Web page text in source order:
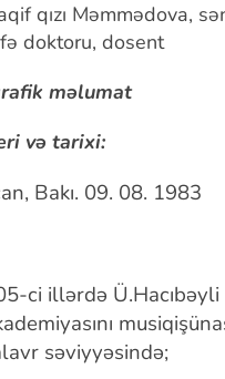
qızı Məmmədova,
doktoru, dosent
məlumat
və tarixi:
Bakı. 09. 08. 1983
ci illərdə Ü.Hacıbəyli
səviyyəsində;